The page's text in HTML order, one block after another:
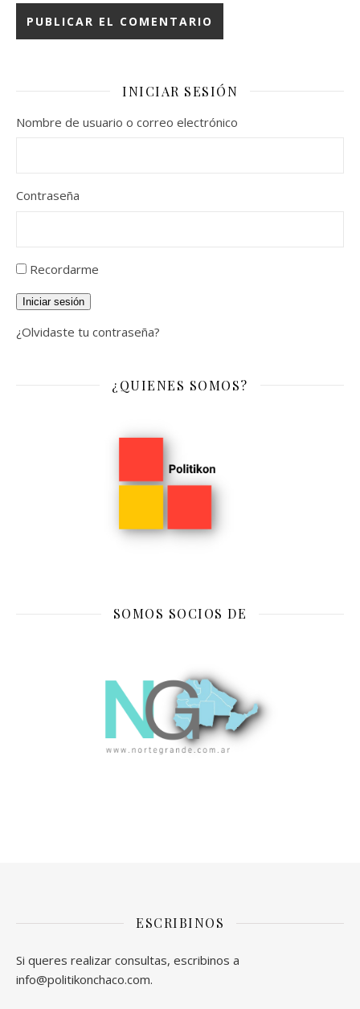
INICIAR SESIÓN
Nombre de usuario o correo electrónico
Contraseña
Recordarme
Iniciar sesión
¿Olvidaste tu contraseña?
¿QUIENES SOMOS?
SOMOS SOCIOS DE
ESCRIBINOS
Si queres realizar consultas, escribinos a
info@politikonchaco.com.